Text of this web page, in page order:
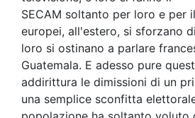
SECAM soltanto per loro e per
europei, all'estero, si sforzano
loro si ostinano a parlare
Guatemala. E adesso pure
addirittura le dimissioni di un
una semplice sconfitta